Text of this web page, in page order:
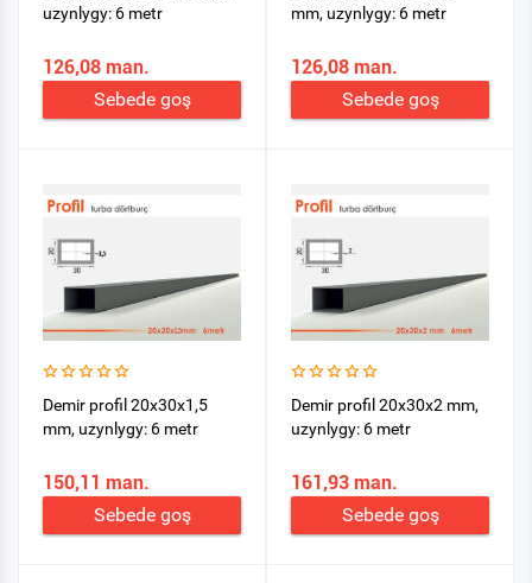
uzynlygy: 6 metr
126,08 man.
Sebede goş
mm, uzynlygy: 6 metr
126,08 man.
Sebede goş
Demir profil 20x30x1,5
mm, uzynlygy: 6 metr
150,11 man.
Sebede goş
Demir profil 20x30x2 mm,
uzynlygy: 6 metr
161,93 man.
Sebede goş